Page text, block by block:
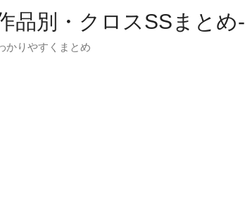
品別・クロスSSまとめ-
かりやすくまとめ